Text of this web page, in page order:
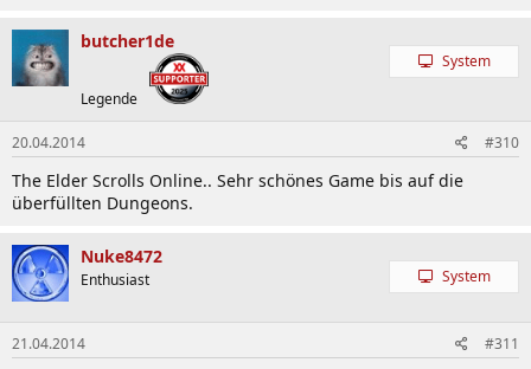
butcher1de
Legende
System
20.04.2014 #310
The Elder Scrolls Online.. Sehr schönes Game bis auf die
überfüllten Dungeons.
Nuke8472
Enthusiast System
21.04.2014 #311